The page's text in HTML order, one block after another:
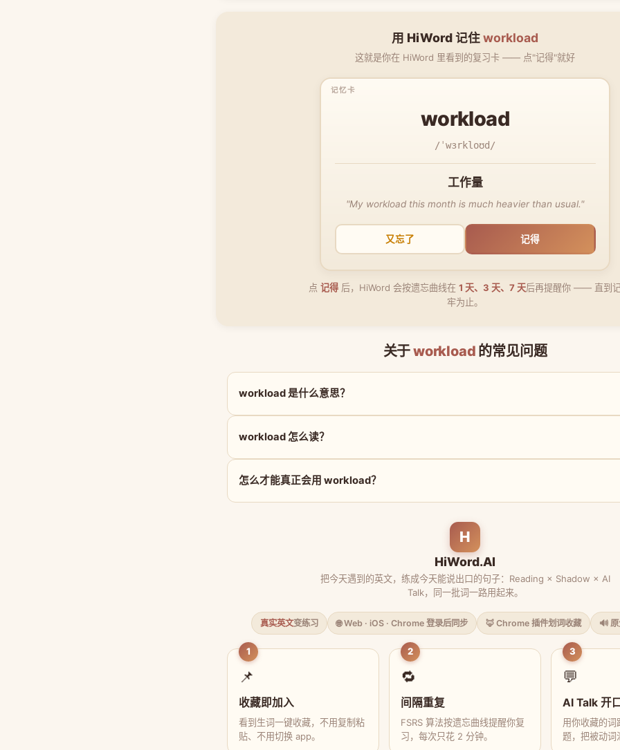
用 HiWord 记住workload
这就是你在 HiWord 里看到的复习卡 —— 点"记得"就好
workload
/ˈwɜrkloʊd/
工作量
"My workload this month is much heavier than usual."
又忘了 记得
点 记得 后，HiWord 会按遗忘曲线在 1 天、3 天、7 天后再提醒你 —— 直到
牢为止。
关于workload 的常见问题
workload 是什么意思？
workload 怎么读？
怎么才能真正会用 workload？
H
HiWord.AI
把今天遇到的英文，练成今天能说出口的句子：Reading × Shadow × AI
Talk，同一批词一路用起来。
真实英文变练习 🌐 Web · iOS · Chrome 登录后同步 🦊 Chrome 插件划词收藏 🔊
1
📌
收藏即加入
看到生词一键收藏，不用复制粘
贴、不用切换 app。
2
🔁
间隔重复
FSRS 算法按遗忘曲线提醒你复
习，每次只花 2 分钟。
3
💬
AI Talk 开
用你收藏的词
题，把被动词